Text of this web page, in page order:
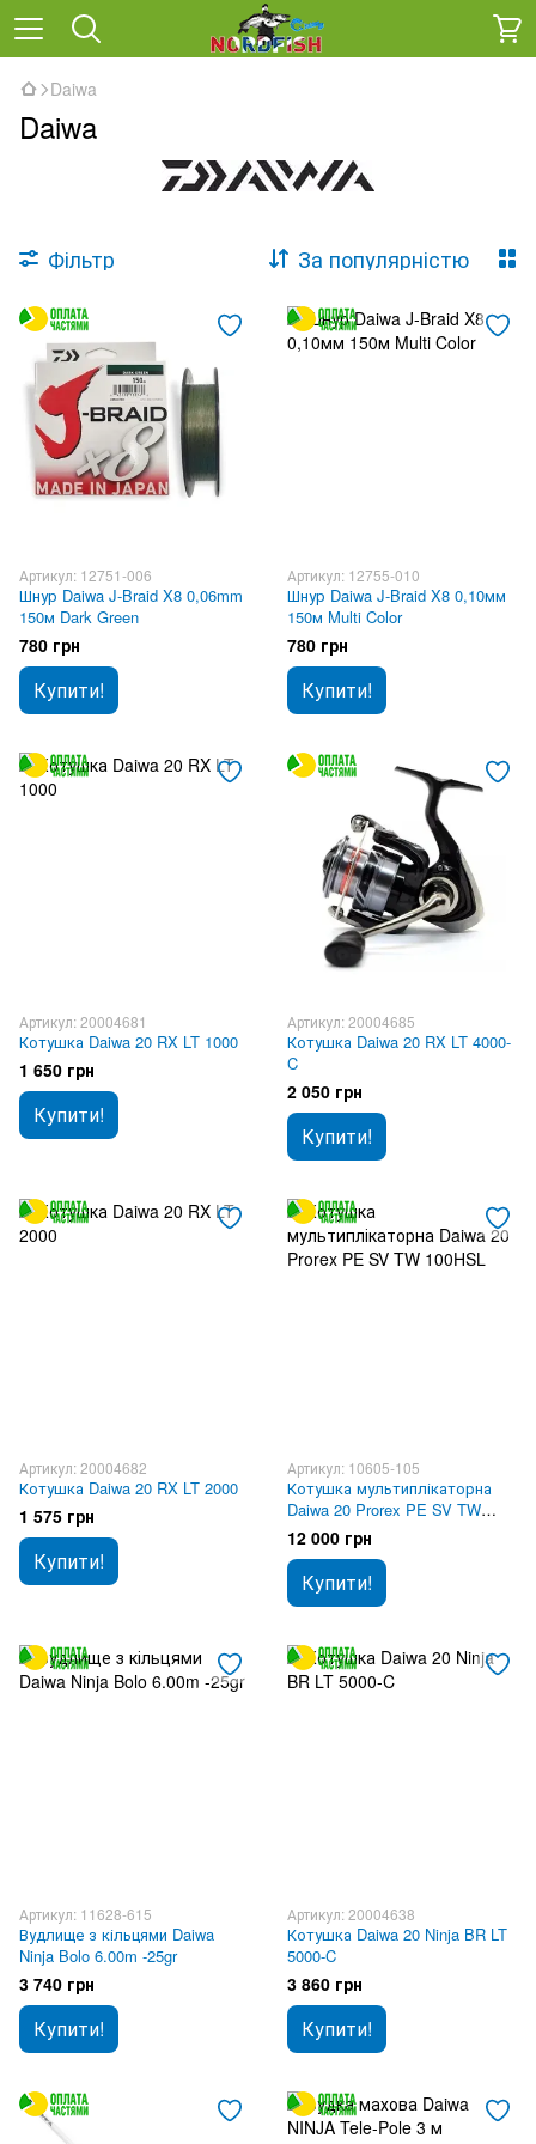
Daiwa
Daiwa
Фільтр За популярністю
Артикул: 12751-006
Шнур Daiwa J-Braid X8 0,06mm
150м Dark Green
780 грн
Купити!
Артикул: 12755-010
Шнур Daiwa J-Braid X8 0,10мм
150м Multi Color
780 грн
Купити!
Артикул: 20004681
Котушка Daiwa 20 RX LT 1000
1 650 грн
Купити!
Артикул: 20004685
Котушка Daiwa 20 RX LT 4000-
C
2 050 грн
Купити!
Артикул: 20004682
Котушка Daiwa 20 RX LT 2000
1 575 грн
Купити!
Артикул: 10605-105
Котушка мультиплікаторна
Daiwa 20 Prorex PE SV TW
100HSL
12 000 грн
Купити!
Артикул: 11628-615
Вудлище з кільцями Daiwa
Ninja Bolo 6.00m -25gr
3 740 грн
Купити!
Артикул: 20004638
Котушка Daiwa 20 Ninja BR LT
5000-C
3 860 грн
Купити!